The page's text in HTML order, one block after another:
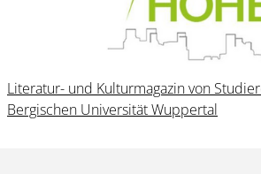
Literatur- und Kulturmagazin von
Bergischen Universität Wuppertal